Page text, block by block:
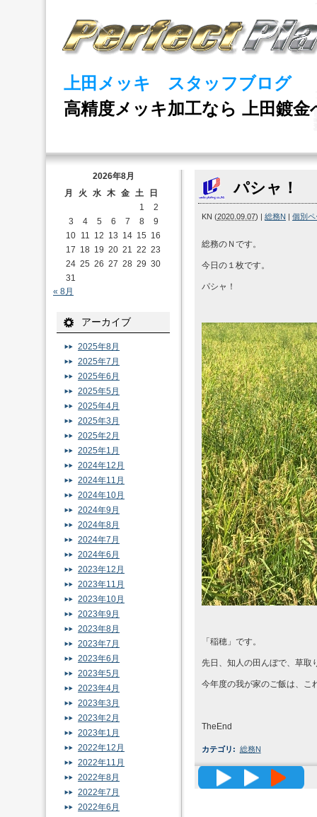
上田メッキ スタッフブログ
高精度メッキ加工なら 上田鍍金
パシャ！
KN (2020.09.07) | 総務N | 個別ペ
総務のＮです。
今日の１枚です。
パシャ！
「稲穂」です。
先日、知人の田んぼで、草取
今年度の我が家のご飯は、こ
TheEnd
カテゴリ : 総務N
高精度メ
2026年8月
月
火 水 木 金 土
日
1
2
3
4 5 6 7 8
9
10 11 12 13 14 15 16
17 18 19 20 21 22 23
24 25 26 27 28 29 30
31
« 8月
アーカイブ
2025年8月
2025年7月
2025年6月
2025年5月
2025年4月
2025年3月
2025年2月
2025年1月
2024年12月
2024年11月
2024年10月
2024年9月
2024年8月
2024年7月
2024年6月
2023年12月
2023年11月
2023年10月
2023年9月
2023年8月
2023年7月
2023年6月
2023年5月
2023年4月
2023年3月
2023年2月
2023年1月
2022年12月
2022年11月
2022年8月
2022年7月
2022年6月